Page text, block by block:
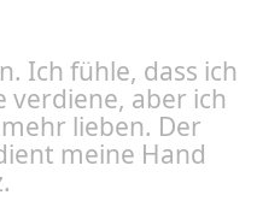
Ich fühle, dass ich
verdiene, aber ich
lieben. Der
meine Hand